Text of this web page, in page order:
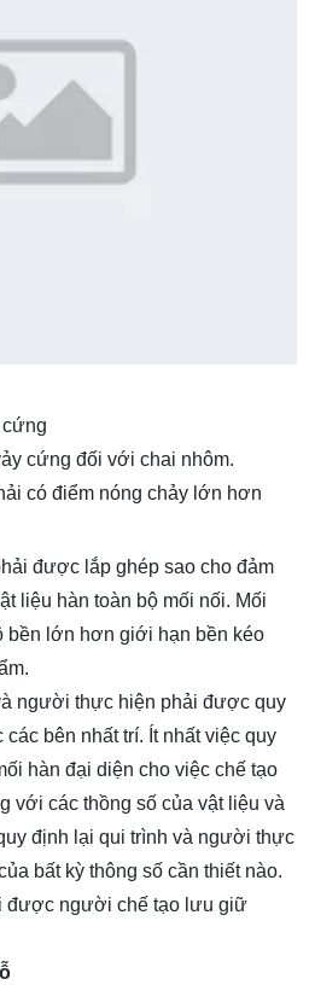
cứng
cứng đối với chai nhôm.
có điểm nóng chảy lớn hơn
được lắp ghép sao cho đảm
liệu hàn toàn bộ mối nối. Mối
bền lớn hơn giới hạn bền kéo
người thực hiện phải được quy
bên nhất trí. Ít nhất việc quy
hàn đại diện cho việc chế tạo
với các thồng số của vật liệu và
định lại qui trình và người thực
bất kỳ thông số cần thiết nào.
được người chế tạo lưu giữ